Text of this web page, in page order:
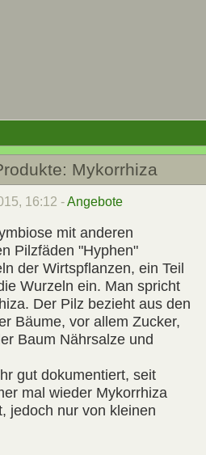
Mykorrhiza
16:12 -Angebote
mit anderen
Pilzfäden "Hyphen"
der Wirtspflanzen, ein Teil
Wurzeln ein. Man spricht
Der Pilz bezieht aus den
Bäume, vor allem Zucker,
Baum Nährsalze und
gut dokumentiert, seit
mal wieder Mykorrhiza
jedoch nur von kleinen